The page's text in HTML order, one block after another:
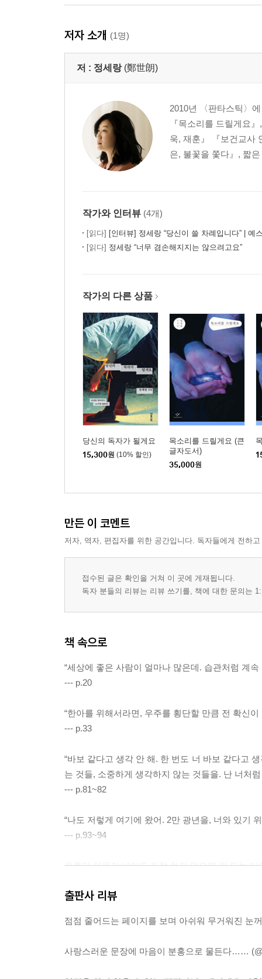
저자 소개 (1명)
저 : 정세랑 (鄭世朗)
2010년 〈판타스틱〉
『목소리를 드릴게요
욱, 재훈』 『보건교사
은, 불꽃을 쫓다』, 짧
작가와 인터뷰 (4개)
[읽다] [인터뷰] 정세랑 “당신이 쓸 차례입니다” | 예
[읽다] 정세랑 “너무 겸손해지지는 않으려고요”
작가의 다른 상품
당신의 독자가 될게요
15,300원 (10% 할인)
목소리를 드릴게요 (큰
글자도서)
35,000원
만든 이 코멘트
저자, 역자, 편집자를 위한 공간입니다. 독자들에게 전하
접수된 글은 확인을 거쳐 이 곳에 게재됩니다.
독자 분들의 리뷰는 리뷰 쓰기를, 책에 대한 문의는
책 속으로
“세상에 좋은 사람이 얼마나 많은데. 습관처럼 계
--- p.20
“한아를 위해서라면, 우주를 횡단할 만큼 전 확신이
--- p.33
“바보 같다고 생각 안 해. 한 번도 너 바보 같다고
는 것들, 소중하게 생각하지 않는 것들을. 난 너처
--- p.81~82
“나도 저렇게 여기에 왔어. 2만 광년을, 너와 있기
--- p.93~94
우주가 아무리 넓어도 직접 하지 않으면 안 되는 이
--- p.102
그러니까, 웃기지? 나보다 내 망원경이 더 먼저 널
출판사 리뷰
점점 줄어드는 페이지를 보며 아쉬워 무거워진 눈
사랑스러운 문장에 마음이 분홍으로 물든다……